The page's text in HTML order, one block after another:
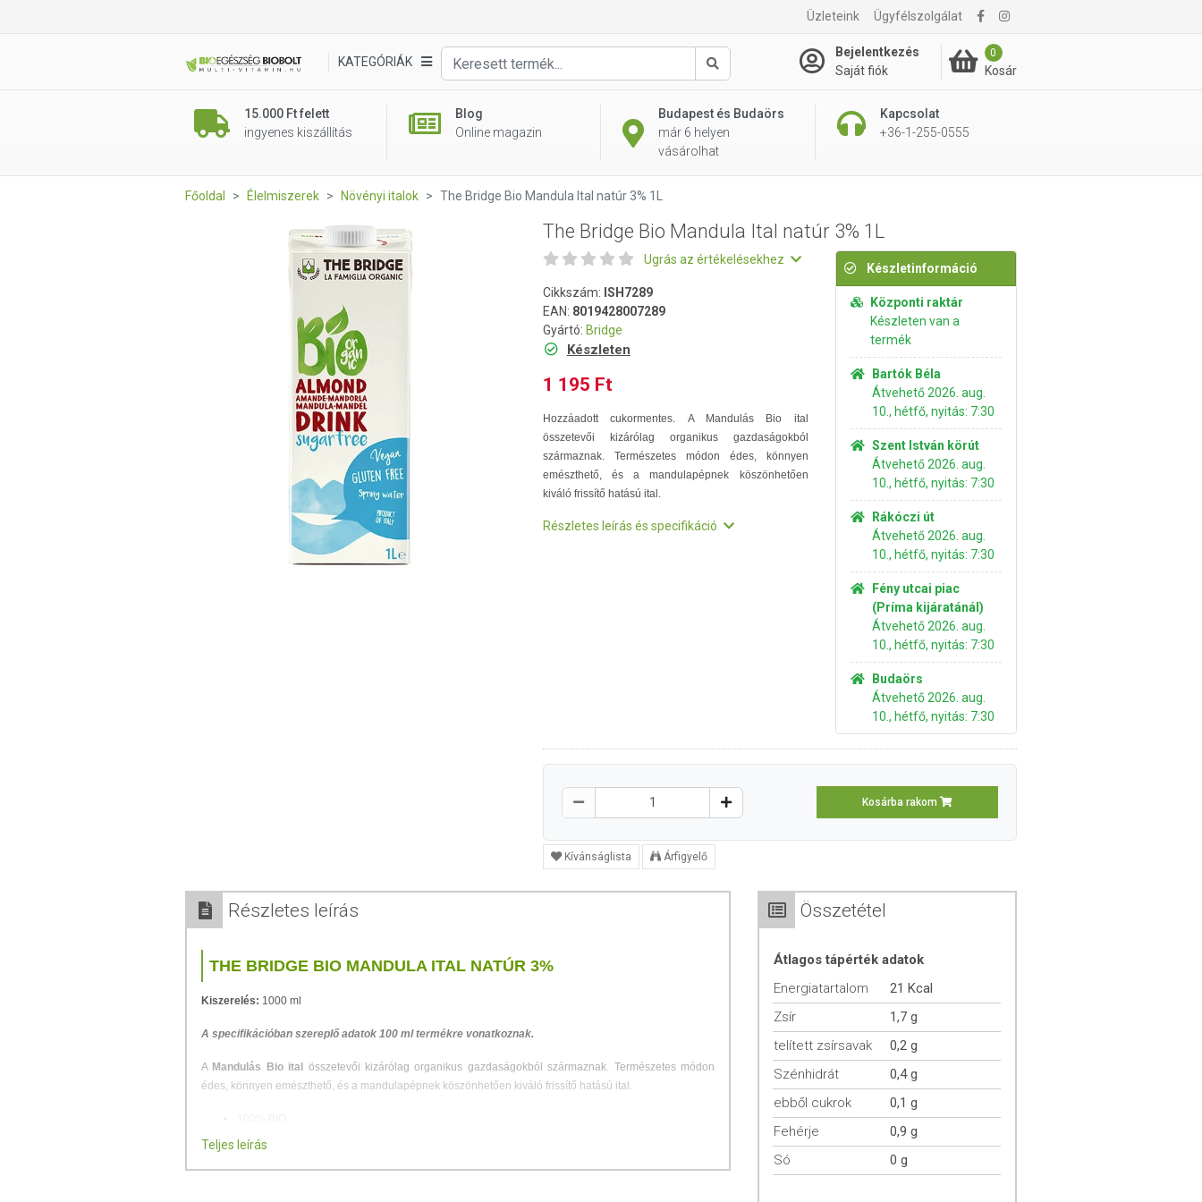
Üzleteink Ügyfélszolgálat
KATEGÓRIÁK
Keresés
Bejelentkezés
Saját fiók
0
Kosár
15.000 Ft felett
ingyenes kiszállítás
Blog
Online magazin
Budapest és Budaörs
már 6 helyen
vásárolhat
Kapcsolat
+36-1-255-0555
1 195 Ft Kosárba rakom
Főoldal Élelmiszerek Növényi italok The Bridge Bio Mandula Ital natúr 3% 1L
The Bridge Bio Mandula Ital natúr 3% 1L
Ugrás az értékelésekhez
Cikkszám: ISH7289
EAN: 8019428007289
Gyártó: Bridge
Készleten
1 195 Ft
Hozzáadott cukormentes. A Mandulás Bio ital
összetevői kizárólag organikus gazdaságokból
származnak. Természetes módon édes, könnyen
emészthető, és a mandulapépnek köszönhetően
kiváló frissítő hatású ital.
Részletes leírás és specifikáció
Készletinformáció
Központi raktár
Készleten van a
termék
Bartók Béla
Átvehető 2026. aug.
10., hétfő, nyitás: 7:30
Szent István körút
Átvehető 2026. aug.
10., hétfő, nyitás: 7:30
Rákóczi út
Átvehető 2026. aug.
10., hétfő, nyitás: 7:30
Fény utcai piac
(Príma kijáratánál)
Átvehető 2026. aug.
10., hétfő, nyitás: 7:30
Budaörs
Átvehető 2026. aug.
10., hétfő, nyitás: 7:30
Kosárba rakom
Kívánságlista Árfigyelő
Részletes leírás
THE BRIDGE BIO MANDULA ITAL NATÚR 3%
Kiszerelés: 1000 ml
A specifikációban szereplő adatok 100 ml termékre vonatkoznak.
A Mandulás Bio ital
összetevői kizárólag organikus gazdaságokból származnak. Természetes módon
édes, könnyen emészthető, és a mandulapépnek köszönhetően kiváló frissítő hatású ital.
Hozzáadott cukor mentes
Teljes leírás
Összetétel
Átlagos tápérték adatok
Energiatartalom
21 Kcal
Zsír
1,7 g
telített zsírsavak
0,2 g
Szénhidrát
0,4 g
ebből cukrok
0,1 g
Fehérje
0,9 g
Só
0 g